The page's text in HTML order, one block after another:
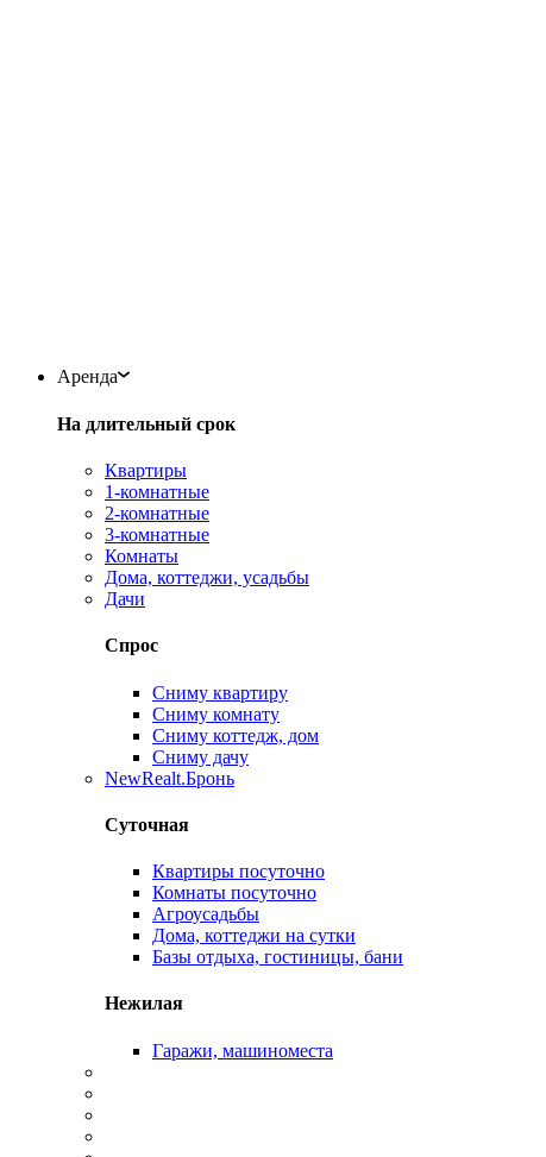
Аренда
На длительный срок
Квартиры
1-комнатные
2-комнатные
3-комнатные
Комнаты
Дома, коттеджи, усадьбы
Дачи
Спрос
Сниму квартиру
Сниму комнату
Сниму коттедж, дом
Сниму дачу
NewRealt.Бронь
Суточная
Квартиры посуточно
Комнаты посуточно
Агроусадьбы
Дома, коттеджи на сутки
Базы отдыха, гостиницы, бани
Нежилая
Гаражи, машиноместа